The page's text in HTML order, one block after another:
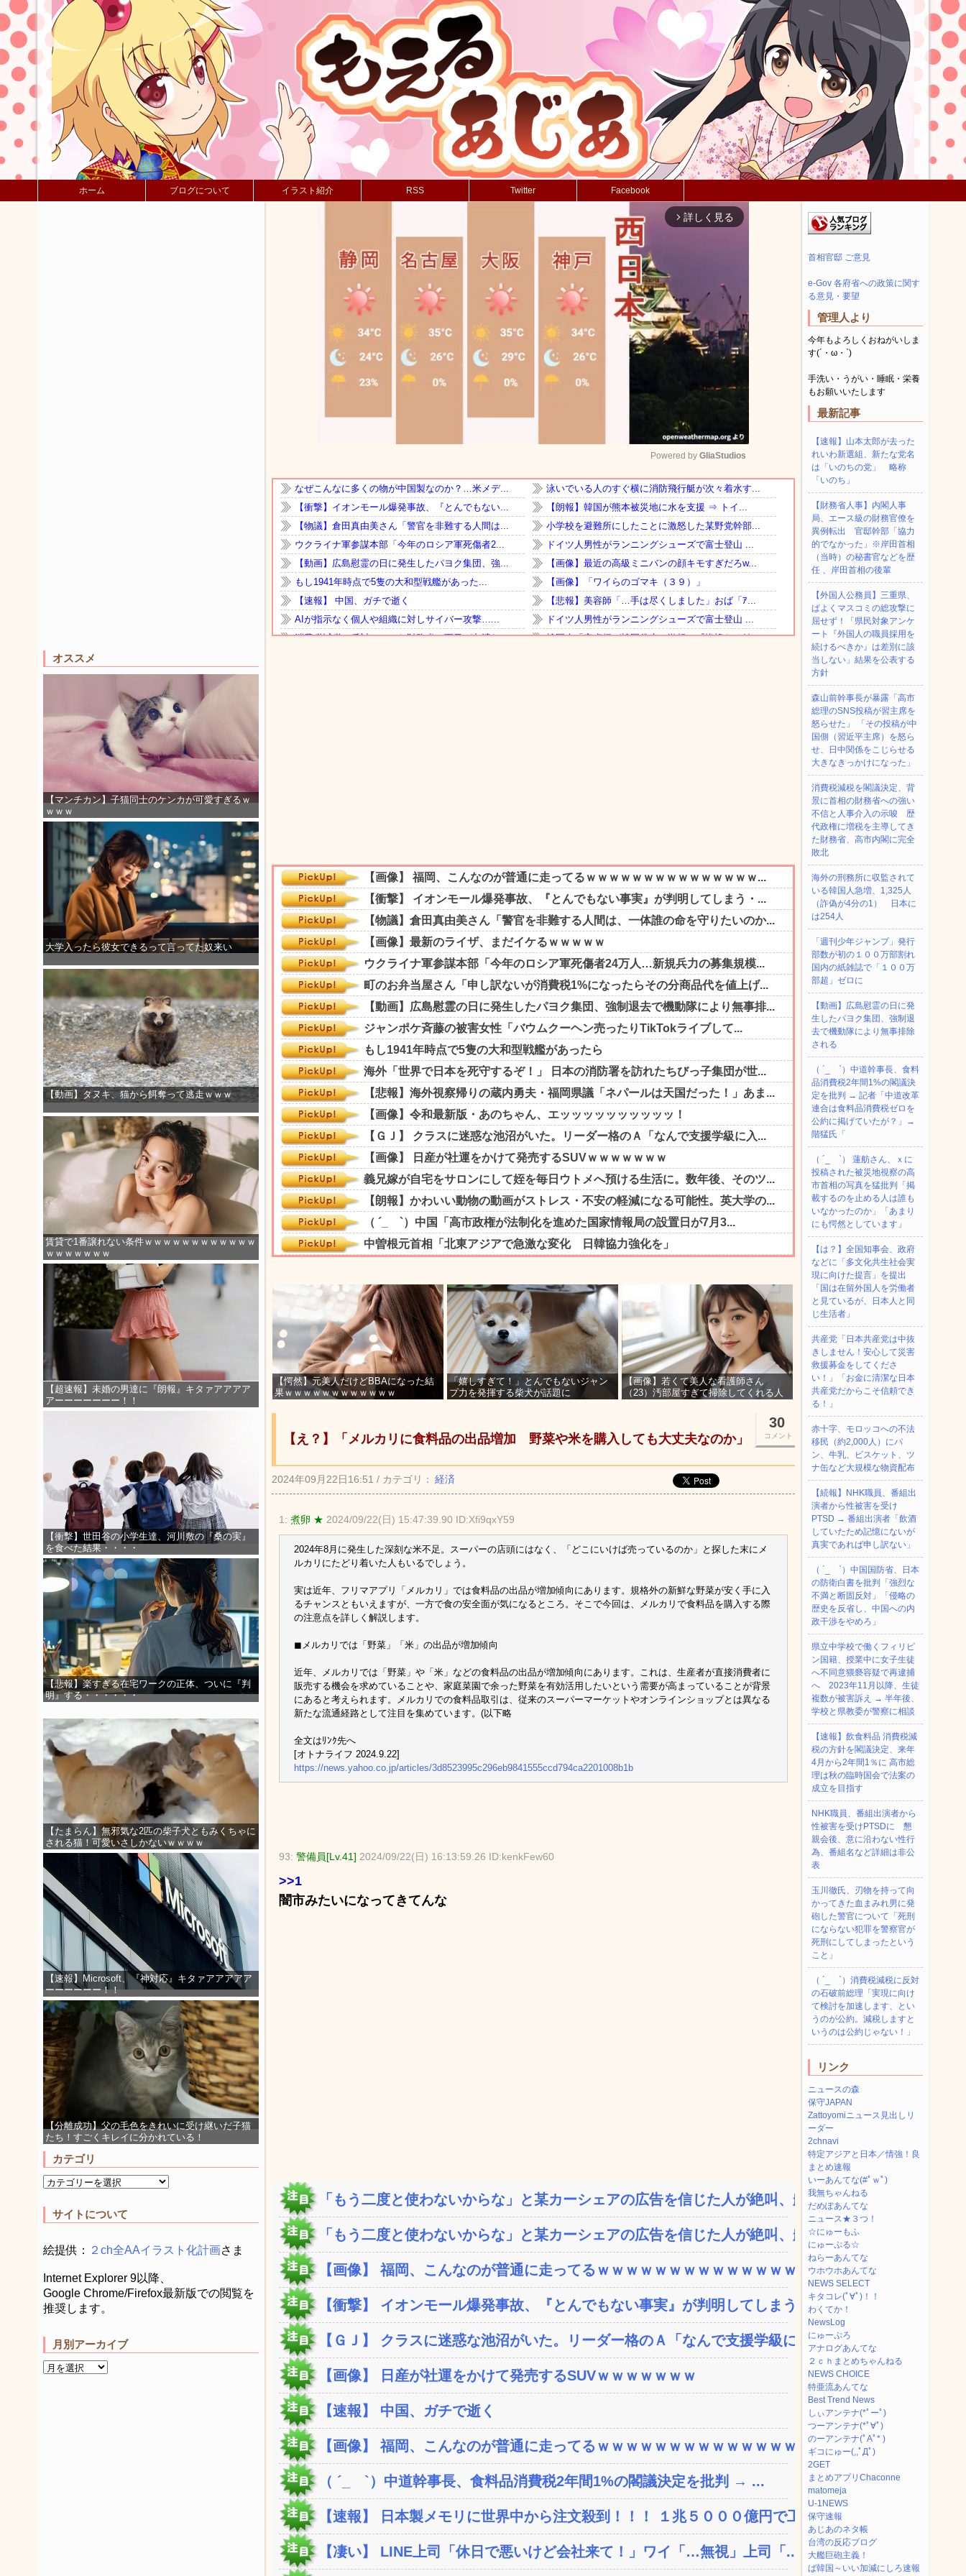
ホーム ブログについて イラスト紹介 RSS Twitter Facebook
オススメ
【マンチカン】子猫同士のケンカが可愛すぎるｗ
ｗｗｗ
大学入ったら彼女できるって言ってた奴来い
【動画】タヌキ、猫から餌奪って逃走ｗｗｗ
賃貸で1番譲れない条件ｗｗｗｗｗｗｗｗｗｗｗｗ
ｗｗｗｗｗｗｗ
【超速報】未婚の男達に『朗報』キタァアアアア
アーーーーーーー！！
【衝撃】世田谷の小学生達、河川敷の『桑の実』
を食べた結果・・・・
【悲報】楽すぎる在宅ワークの正体、ついに『判
明』する・・・・・・
【たまらん】無邪気な2匹の柴子犬ともみくちゃに
される猫！可愛いさしかないｗｗｗｗ
【速報】Microsoft、『神対応』キタァアアアアア
ーーーーーー！！
【分離成功】父の毛色をきれいに受け継いだ子猫
たち！すごくキレイに分かれている！
カテゴリ
サイトについて
絵提供： ２ch全AAイラスト化計画さま
Internet Explorer 9以降、
Google Chrome/Firefox最新版での閲覧を
推奨します。
月別アーカイブ
arrow_forward_ios 詳しく見る
Mute
Powered by GliaStudios
【愕然】元美人だけどBBAになった結
果ｗｗｗｗｗｗｗｗｗｗｗｗ
「嬉しすぎて！」とんでもないジャン
プ力を発揮する柴犬が話題に
【画像】若くて美人な看護師さん
（23）汚部屋すぎて掃除してくれる人
30
コメント
【え？】「メルカリに食料品の出品増加 野菜や米を購入しても大丈夫なのか」
2024年09月22日16:51 / カテゴリ： 経済
1: 煮卵 ★ 2024/09/22(日) 15:47:39.90 ID:Xfi9qxY59
2024年8月に発生した深刻な米不足。スーパーの店頭にはなく、「どこにいけば売っているのか」と探した末にメ
ルカリにたどり着いた人もいるでしょう。
実は近年、フリマアプリ「メルカリ」では食料品の出品が増加傾向にあります。規格外の新鮮な野菜が安く手に入
るチャンスともいえますが、一方で食の安全面が気になるところ。そこで今回は、メルカリで食料品を購入する際
の注意点を詳しく解説します。
◼メルカリでは「野菜」「米」の出品が増加傾向
近年、メルカリでは「野菜」や「米」などの食料品の出品が増加傾向にあります。これは、生産者が直接消費者に
販売する機会を求めていることや、家庭菜園で余った野菜を有効活用したいという需要が高まっていることが背景
にあると考えられます。メルカリでの食料品取引は、従来のスーパーマーケットやオンラインショップとは異なる
新たな流通経路として注目を集めています。(以下略
全文はﾘﾝｸ先へ
[オトナライフ 2024.9.22]
https://news.yahoo.co.jp/articles/3d8523995c296eb9841555ccd794ca2201008b1b
93: 警備員[Lv.41] 2024/09/22(日) 16:13:59.26 ID:kenkFew60
>>1
闇市みたいになってきてんな
「もう二度と使わないからな」と某カーシェアの広告を信じた人が絶叫、船が...
「もう二度と使わないからな」と某カーシェアの広告を信じた人が絶叫、船が...
【画像】 福岡、こんなのが普通に走ってるｗｗｗｗｗｗｗｗｗｗｗｗｗｗｗ...
【衝撃】 イオンモール爆発事故、『とんでもない事実』が判明してしまう・...
【ＧＪ】 クラスに迷惑な池沼がいた。リーダー格のＡ「なんで支援学級に入...
【画像】 日産が社運をかけて発売するSUVｗｗｗｗｗｗｗ
【速報】 中国、ガチで逝く
【画像】 福岡、こんなのが普通に走ってるｗｗｗｗｗｗｗｗｗｗｗｗｗｗｗ...
（ ´_ゝ`）中道幹事長、食料品消費税2年間1%の閣議決定を批判 → ...
【速報】 日本製メモリに世界中から注文殺到！！！ １兆５０００億円で工...
【凄い】 LINE上司「休日で悪いけど会社来て！」ワイ「…無視」上司「...
首相官邸 ご意見
e-Gov 各府省への政策に関す
る意見・要望
管理人より
今年もよろしくおねがいしま
す(´・ω・`)
手洗い・うがい・睡眠・栄養
もお願いいたします
最新記事
【速報】山本太郎が去った
れいわ新選組、新たな党名
は「いのちの党」 略称
「いのち」
【財務省人事】内閣人事
局、エース級の財務官僚を
異例転出 官邸幹部「協力
的でなかった」※岸田首相
（当時）の秘書官などを歴
任 、岸田首相の後輩
【外国人公務員】三重県、
ぱよくマスコミの総攻撃に
屈せず！「県民対象アンケ
ート『外国人の職員採用を
続けるべきか』は差別に該
当しない」結果を公表する
方針
森山前幹事長が暴露「高市
総理のSNS投稿が習主席を
怒らせた」 「その投稿が中
国側（習近平主席）を怒ら
せ、日中関係をこじらせる
大きなきっかけになった」
消費税減税を閣議決定、背
景に首相の財務省への強い
不信と人事介入の示唆 歴
代政権に増税を主導してき
た財務省、高市内閣に完全
敗北
海外の刑務所に収監されて
いる韓国人急増、1,325人
（詐偽が4分の1） 日本に
は254人
「週刊少年ジャンプ」発行
部数が初の１００万部割れ
国内の紙雑誌で「１００万
部超」ゼロに
【動画】広島慰霊の日に発
生したパヨク集団、強制退
去で機動隊により無事排除
される
（ ´_ゝ`）中道幹事長、食料
品消費税2年間1%の閣議決
定を批判 → 記者「中道改革
連合は食料品消費税ゼロを
公約に掲げていたが？」→
階猛氏「
（ ´_ゝ`） 蓮舫さん、ｘに
投稿された被災地視察の高
市首相の写真を猛批判「掲
載するのを止める人は誰も
いなかったのか」「あまり
にも愕然としています」
【は？】全国知事会、政府
などに「多文化共生社会実
現に向けた提言」を提出
「国は在留外国人を労働者
と見ているが、日本人と同
じ生活者」
共産党「日本共産党は中抜
きしません！安心して災害
救援募金をしてくださ
い！」「お金に清潔な日本
共産党だからこそ信頼でき
る！」
赤十字、モロッコへの不法
移民（約2,000人）にパ
ン、牛乳、ビスケット、ツ
ナ缶など大規模な物資配布
【続報】NHK職員、番組出
演者から性被害を受け
PTSD → 番組出演者「飲酒
していたため記憶にないが
真実であれば申し訳ない」
（ ´_ゝ`）中国国防省、日本
の防衛白書を批判「強烈な
不満と断固反対」「侵略の
歴史を反省し、中国への内
政干渉をやめろ」
県立中学校で働くフィリピ
ン国籍、授業中に女子生徒
へ不同意猥褻容疑で再逮捕
へ 2023年11月以降、生徒
複数が被害訴え → 半年後、
学校と県教委が警察に相談
【速報】飲食料品 消費税減
税の方針を閣議決定、来年
4月から2年間1％に 高市総
理は秋の臨時国会で法案の
成立を目指す
NHK職員、番組出演者から
性被害を受けPTSDに 懇
親会後、意に沿わない性行
為、番組名など詳細は非公
表
玉川徹氏、刃物を持って向
かってきた血まみれ男に発
砲した警官について「死刑
にならない犯罪を警察官が
死刑にしてしまったという
こと」
（ ´_ゝ`）消費税減税に反対
の石破前総理「実現に向け
て検討を加速します、とい
うのが公約。減税しますと
いうのは公約じゃない！」
リンク
ニュースの森
保守JAPAN
Zattoyomiニュース見出しリ
ーダー
2chnavi
特定アジアと日本／情強！良
まとめ速報
いーあんてな(#ﾟｗﾟ)
我無ちゃんねる
だめぽあんてな
ニュース★３つ！
☆にゅーもふ
にゅーぷる☆
ねらーあんてな
ウホウホあんてな
NEWS SELECT
キタコレ(ﾟ∀ﾟ)！！
わくてか！
NewsLog
にゅーぷろ
アナログあんてな
２ｃｈまとめちゃんねる
NEWS CHOICE
特亜流あんてな
Best Trend News
しぃアンテナ(*ﾟーﾟ)
つーアンテナ(*ﾟ∀ﾟ)
のーアンテナ(ﾟAﾟ* )
ギコにゅー(,,ﾟДﾟ)
2GET
まとめアプリChaconne
matomeja
U-1NEWS
保守速報
あじあのネタ帳
台湾の反応ブログ
大艦巨砲主義！
ば韓国～いい加減にしろ速報